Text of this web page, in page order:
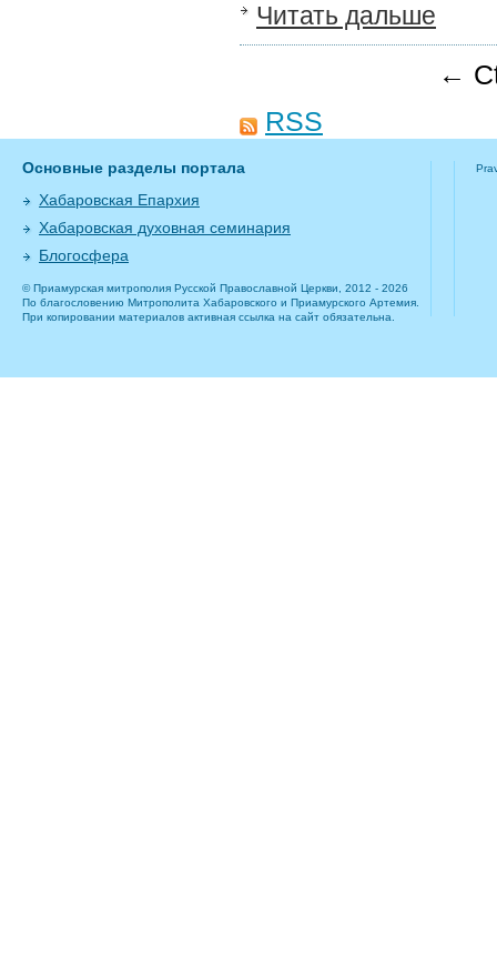
Читать дальше
←
RSS
Основные разделы портала
Хабаровская Епархия
Хабаровская духовная семинария
Блогосфера
© Приамурская митрополия Русской Православной Церкви, 2012 - 2026
По благословению Митрополита Хабаровского и Приамурского Артемия.
При копировании материалов активная ссылка на сайт обязательна.